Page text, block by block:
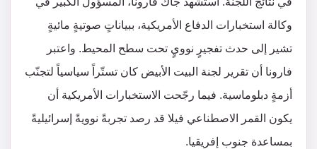
وكالة استخبارات الدفاع الأمريكية، ببياناتٍ صوتيةٍ مائيةٍ
تشير إلى حدث تفجيرٍ نوويٍ تحت سطح المحيط. واعتبر
فارونا أن تقرير لجنة البيت الأبيض كان تستّراً سياسياً لتجنّب
أزمةٍ دبلوماسية. فيما رجّحت الاستخبارات الأمريكية أن
يكون القمر الاصطناعي فيلا قد رصد تجربةً نوويةً إسرائيليةً
بمساعدة جنوب إفريقيا.